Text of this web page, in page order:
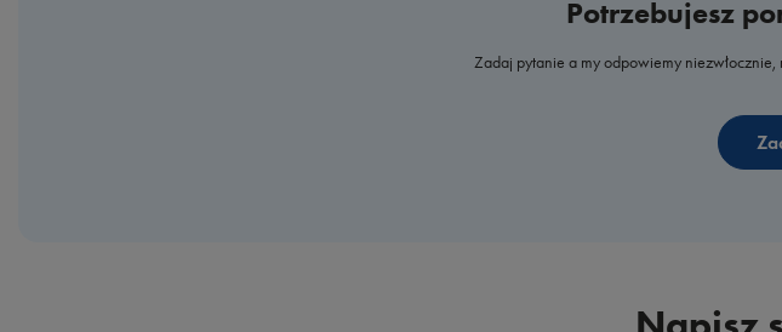
Potrzebujesz
Zadaj pytanie a my odpowiemy